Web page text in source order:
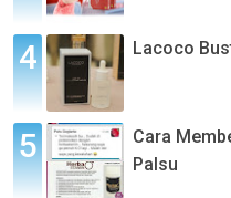
Lacoco
Cara
Palsu